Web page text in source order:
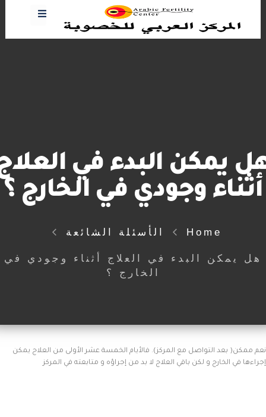
يمكن البدء في
أثناء وجودي في الخارج ؟
Home الأسئلة الشائعة
هل يمكن البدء في العلاج أثناء وجودي في
الخارج ؟
نعم ممكن( بعد التواصل مع المركز). فالأيام الخمسة عشر الأولى من العلاج يمكن
إجراءها في الخارج و لكن باقي العلاج لا بد من إجراؤه و متابعته في المركز